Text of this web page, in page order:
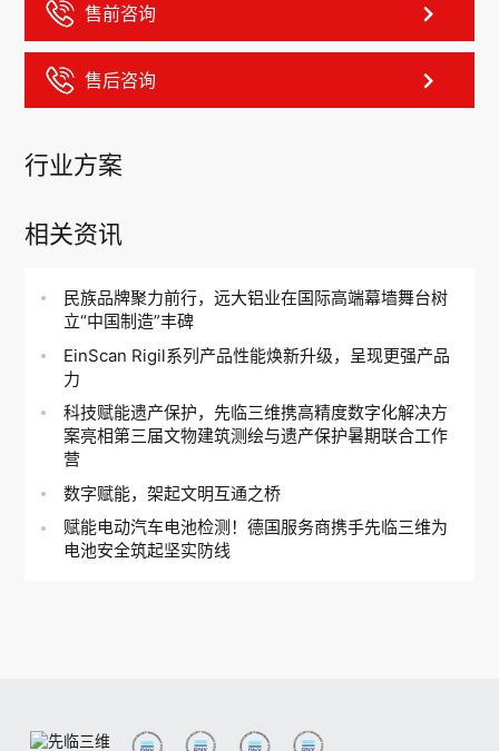
售前咨询
售后咨询
行业方案
相关资讯
民族品牌聚力前行，远大铝业在国际高端幕墙舞台树
立“中国制造”丰碑
EinScan Rigil系列产品性能焕新升级，呈现更强产品
力
科技赋能遗产保护，先临三维携高精度数字化解决方
案亮相第三届文物建筑测绘与遗产保护暑期联合工作
营
数字赋能，架起文明互通之桥
赋能电动汽车电池检测！德国服务商携手先临三维为
电池安全筑起坚实防线